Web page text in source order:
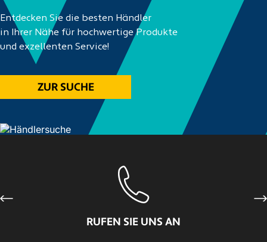
Entdecken Sie die besten Händler
in Ihrer Nähe für hochwertige Produkte
und exzellenten Service!
ZUR SUCHE
RUFEN SIE UNS AN
Previous